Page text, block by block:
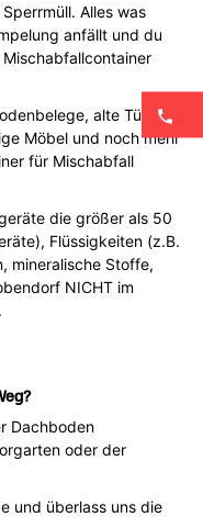
Alles was
anfällt und du
alte Türen,
Möbel und noch mehr
für Mischabfall
die größer als 50
Flüssigkeiten (z.B.
mineralische Stoffe,
NICHT im
Dachboden
oder der
und überlass uns die